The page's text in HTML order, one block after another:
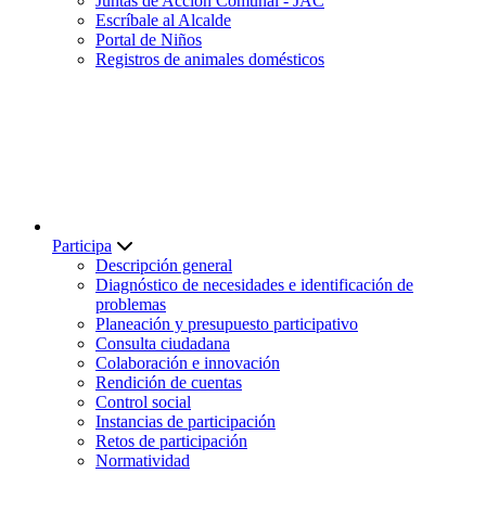
Escríbale al Alcalde
Portal de Niños
Registros de animales domésticos
Participa
Descripción general
Diagnóstico de necesidades e identificación de
problemas
Planeación y presupuesto participativo
Consulta ciudadana
Colaboración e innovación
Rendición de cuentas
Control social
Instancias de participación
Retos de participación
Normatividad